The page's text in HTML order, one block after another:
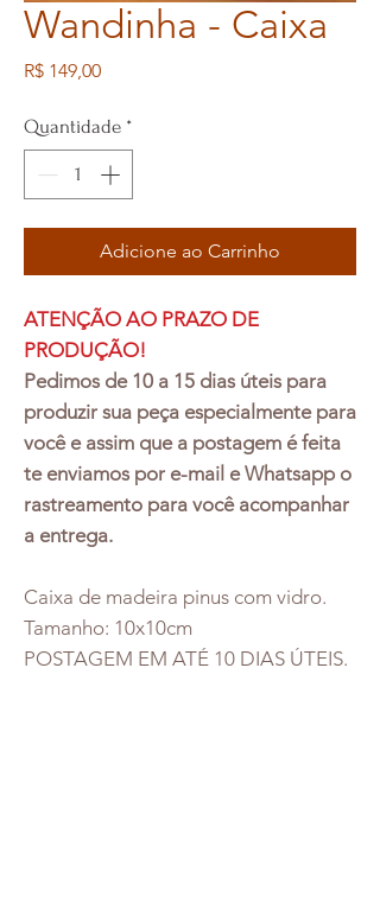
Wandinha - Caixa
R$ 149,00Preço
Quantidade *
Adicione ao Carrinho
ATENÇÃO AO PRAZO DE
PRODUÇÃO!
Pedimos de 10 a 15 dias úteis para
produzir sua peça especialmente para
você e assim que a postagem é feita
te enviamos por e-mail e Whatsapp o
rastreamento para você acompanhar
a entrega.
Caixa de madeira pinus com vidro.
Tamanho: 10x10cm
POSTAGEM EM ATÉ 10 DIAS ÚTEIS.